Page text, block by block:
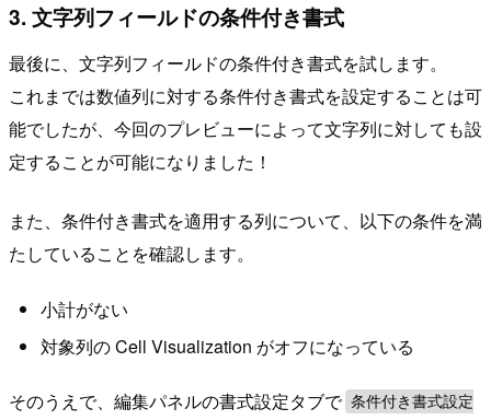
3. 文字列フィールドの条件付き書式
最後に、文字列フィールドの条件付き書式を試します。
これまでは数値列に対する条件付き書式を設定することは可
能でしたが、今回のプレビューによって文字列に対しても設
定することが可能になりました！
また、条件付き書式を適用する列について、以下の条件を満
たしていることを確認します。
小計がない
対象列の Cell Visualization がオフになっている
そのうえで、編集パネルの書式設定タブで 条件付き書式設定